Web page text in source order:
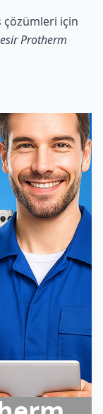
çözümleri için
Protherm